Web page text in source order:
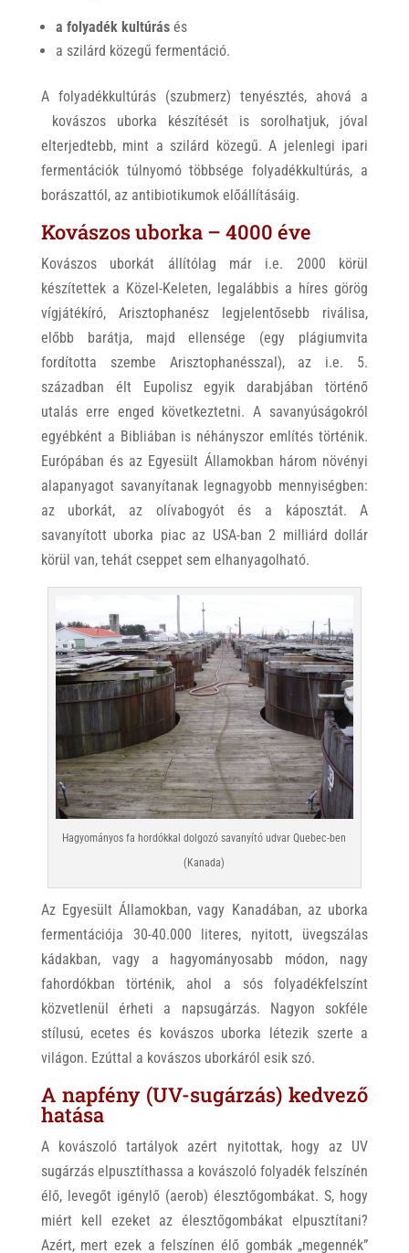
a folyadék kultúrásés
a szilárd közegű fermentáció.
A folyadékkultúrás (szubmerz) tenyésztés, ahová a
kovászos uborka készítését is sorolhatjuk, jóval
elterjedtebb, mint a szilárd közegű. A jelenlegi ipari
fermentációk túlnyomó többsége folyadékkultúrás, a
borászattól, az antibiotikumok előállításáig.
Kovászos uborka – 4000 éve
Kovászos uborkát állítólag már i.e. 2000 körül
készítettek a Közel-Keleten, legalábbis a híres görög
vígjátékíró, Arisztophanész legjelentősebb riválisa,
előbb barátja, majd ellensége (egy plágiumvita
fordította szembe Arisztophanésszal), az i.e. 5.
században élt Eupolisz egyik darabjában történő
utalás erre enged következtetni. A savanyúságokról
egyébként a Bibliában is néhányszor említés történik.
Európában és az Egyesült Államokban három növényi
alapanyagot savanyítanak legnagyobb mennyiségben:
az uborkát, az olívabogyót és a káposztát. A
savanyított uborka piac az USA-ban 2 milliárd dollár
körül van, tehát cseppet sem elhanyagolható.
Hagyományos fa hordókkal dolgozó savanyító udvar Quebec-ben
(Kanada)
Az Egyesült Államokban, vagy Kanadában, az uborka
fermentációja 30-40.000 literes, nyitott, üvegszálas
kádakban, vagy a hagyományosabb módon, nagy
fahordókban történik, ahol a sós folyadékfelszínt
közvetlenül érheti a napsugárzás. Nagyon sokféle
stílusú, ecetes és kovászos uborka létezik szerte a
világon. Ezúttal a kovászos uborkáról esik szó.
A napfény (UV-sugárzás) kedvező
hatása
A kovászoló tartályok azért nyitottak, hogy az UV
sugárzás elpusztíthassa a kovászoló folyadék felszínén
élő, levegőt igénylő (aerob) élesztőgombákat. S, hogy
miért kell ezeket az élesztőgombákat elpusztítani?
Azért, mert ezek a felszínen élő gombák „megennék”